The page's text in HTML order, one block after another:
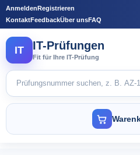
AnmeldenRegistrieren
KontaktFeedbackÜber unsFAQ
IT IT-Prüfungen
Fit für Ihre IT-Prüfung